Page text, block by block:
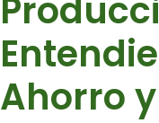
Ahorro